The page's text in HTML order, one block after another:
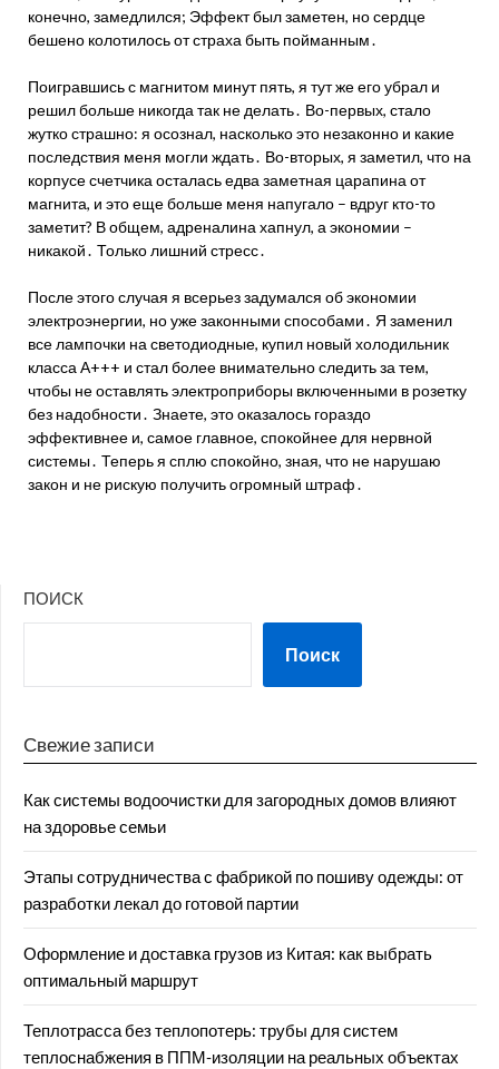
конечно, замедлился; Эффект был заметен, но сердце
бешено колотилось от страха быть пойманным․
Поигравшись с магнитом минут пять, я тут же его убрал и
решил больше никогда так не делать․ Во-первых, стало
жутко страшно: я осознал, насколько это незаконно и какие
последствия меня могли ждать․ Во-вторых, я заметил, что на
корпусе счетчика осталась едва заметная царапина от
магнита, и это еще больше меня напугало – вдруг кто-то
заметит? В общем, адреналина хапнул, а экономии –
никакой․ Только лишний стресс․
После этого случая я всерьез задумался об экономии
электроэнергии, но уже законными способами․ Я заменил
все лампочки на светодиодные, купил новый холодильник
класса А+++ и стал более внимательно следить за тем,
чтобы не оставлять электроприборы включенными в розетку
без надобности․ Знаете, это оказалось гораздо
эффективнее и, самое главное, спокойнее для нервной
системы․ Теперь я сплю спокойно, зная, что не нарушаю
закон и не рискую получить огромный штраф․
ПОИСК
Поиск
Свежие записи
Как системы водоочистки для загородных домов влияют
на здоровье семьи
Этапы сотрудничества с фабрикой по пошиву одежды: от
разработки лекал до готовой партии
Оформление и доставка грузов из Китая: как выбрать
оптимальный маршрут
Теплотрасса без теплопотерь: трубы для систем
теплоснабжения в ППМ‑изоляции на реальных объектах